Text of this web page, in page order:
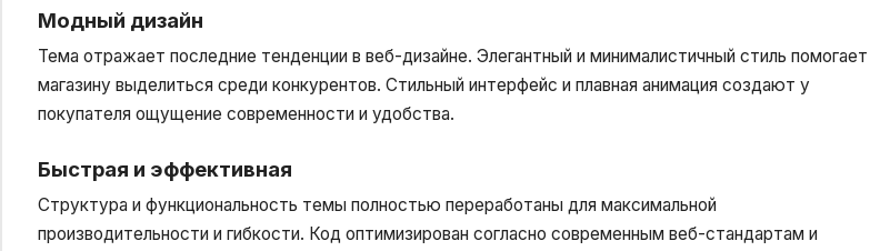
Модный дизайн
Тема отражает последние тенденции в веб-дизайне. Элегантный и минималистичный стиль помогает
магазину выделиться среди конкурентов. Стильный интерфейс и плавная анимация создают у
покупателя ощущение современности и удобства.
Быстрая и эффективная
Структура и функциональность темы полностью переработаны для максимальной
производительности и гибкости. Код оптимизирован согласно современным веб-стандартам и